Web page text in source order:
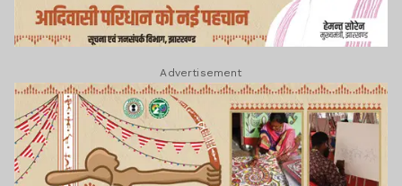
Advertisement